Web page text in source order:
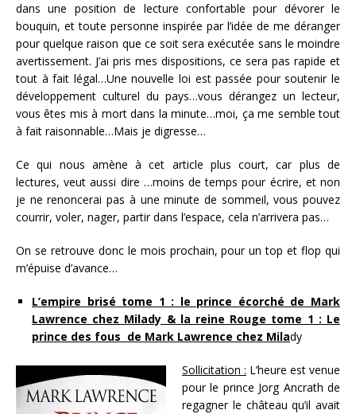
dans une position de lecture confortable pour dévorer le
bouquin, et toute personne inspirée par l’idée de me déranger
pour quelque raison que ce soit sera exécutée sans le moindre
avertissement. J’ai pris mes dispositions, ce sera pas rapide et
tout à fait légal…Une nouvelle loi est passée pour soutenir le
développement culturel du pays…vous dérangez un lecteur,
vous êtes mis à mort dans la minute…moi, ça me semble tout
à fait raisonnable…Mais je digresse…
Ce qui nous amène à cet article plus court, car plus de
lectures, veut aussi dire …moins de temps pour écrire, et non
je ne renoncerai pas à une minute de sommeil, vous pouvez
courrir, voler, nager, partir dans l’espace, cela n’arrivera pas…
On se retrouve donc le mois prochain, pour un top et flop qui
m’épuise d’avance…
L’empire brisé tome 1 : le prince écorché de Mark
Lawrence chez Milady & la reine Rouge tome 1 : Le
prince des fous de Mark Lawrence chez Milady
Sollicitation : L’heure est venue
pour le prince Jorg Ancrath de
regagner le château qu’il avait